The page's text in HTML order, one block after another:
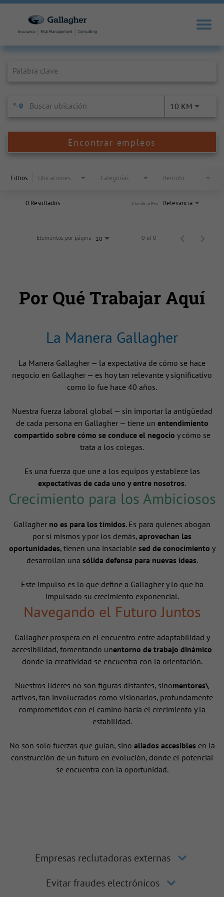
10 KM
Encontrar empleos
Filtros Ubicaciones Categorías Remoto
0 Resultados Relevancia
Clasificar Por
Elementos por página 10 0 of 0
Por Qué Trabajar Aquí
La Manera Gallagher
La Manera Gallagher — la expectativa de cómo se hace
negocio en Gallagher — es hoy tan relevante y significativo
como lo fue hace 40 años.
Nuestra fuerza laboral global — sin importar la antigüedad
de cada persona en Gallagher — tiene un entendimiento
compartido sobre cómo se conduce el negocio y cómo se
trata a los colegas.
Es una fuerza que une a los equipos y establece las
expectativas de cada uno y entre nosotros.
Crecimiento para los Ambiciosos
Gallagher no es para los tímidos. Es para quienes abogan
por sí mismos y por los demás, aprovechan las
oportunidades, tienen una insaciable sed de conocimiento y
desarrollan una sólida defensa para nuevas ideas.
Este impulso es lo que define a Gallagher y lo que ha
impulsado su crecimiento exponencial.
Navegando el Futuro Juntos
Gallagher prospera en el encuentro entre adaptabilidad y
accesibilidad, fomentando unentorno de trabajo dinámico
donde la creatividad se encuentra con la orientación.
Nuestros líderes no son figuras distantes, sinomentores\
activos, tan involucrados como visionarios, profundamente
comprometidos con el camino hacia el crecimiento y la
estabilidad.
No son solo fuerzas que guían, sino aliados accesiblesen la
construcción de un futuro en evolución, donde el potencial
se encuentra con la oportunidad.
Empresas reclutadoras externas
Evitar fraudes electrónicos